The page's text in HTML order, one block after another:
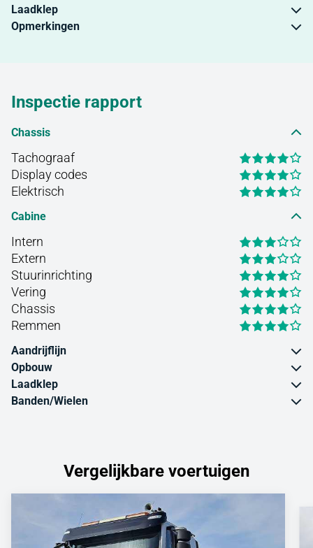
Laadklep
Opmerkingen
Inspectie rapport
Chassis
Tachograaf
Display codes
Elektrisch
Cabine
Intern
Extern
Stuurinrichting
Vering
Chassis
Remmen
Aandrijflijn
Opbouw
Laadklep
Banden/Wielen
Vergelijkbare voertuigen